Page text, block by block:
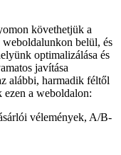
követhetjük a
weboldalunkon belül, és
optimalizálása és
javítása
alábbi, harmadik féltől
ezen a weboldalon:
vélemények, A/B-